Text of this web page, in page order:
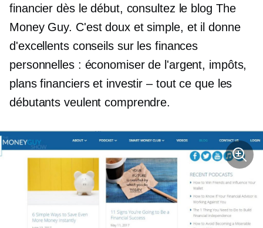
financier dès le début, consultez le blog The
Money Guy. C'est doux et simple, et il donne
d'excellents conseils sur les finances
personnelles : économiser de l'argent, impôts,
plans financiers et investir – tout ce que les
débutants veulent comprendre.